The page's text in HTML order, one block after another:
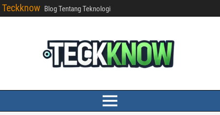
Teckknow Blog Tentang Teknologi